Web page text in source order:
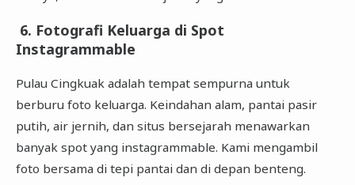
6. Fotografi Keluarga di Spot
Instagrammable
Pulau Cingkuak adalah tempat sempurna untuk
berburu foto keluarga. Keindahan alam, pantai pasir
putih, air jernih, dan situs bersejarah menawarkan
banyak spot yang instagrammable. Kami mengambil
foto bersama di tepi pantai dan di depan benteng.